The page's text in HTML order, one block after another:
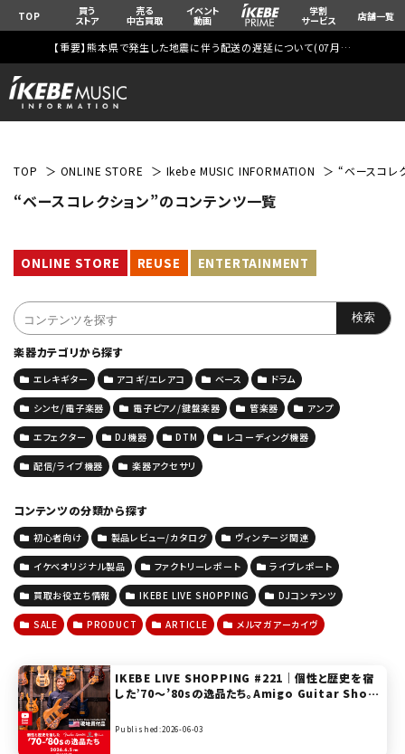
TOP 買う
ストア
売る
中古買取
イベント
動画
学割
サービス 店舗一覧
【重要】熊本県で発生した地震に伴う配送の遅延について(07月29日
TOP ONLINE STORE Ikebe MUSIC INFORMATION “ベースコレ
“ベースコレクション”のコンテンツ一覧
ONLINE STORE REUSE ENTERTAINMENT
楽器カテゴリから探す
エレキギター アコギ/エレアコ ベース ドラム
シンセ/電子楽器 電子ピアノ/鍵盤楽器 管楽器 アンプ
エフェクター DJ機器 DTM レコーディング機器
配信/ライブ機器 楽器アクセサリ
コンテンツの分類から探す
初心者向け 製品レビュー/カタログ ヴィンテージ関連
イケベオリジナル製品 ファクトリーレポート ライブレポート
買取お役立ち情報 IKEBE LIVE SHOPPING DJコンテンツ
SALE PRODUCT ARTICLE メルマガアーカイヴ
IKEBE LIVE SHOPPING #221｜個性と歴史を宿
した’70～’80sの逸品たち。Amigo Guitar Show
ースコレクション】
Published:2026-06-03